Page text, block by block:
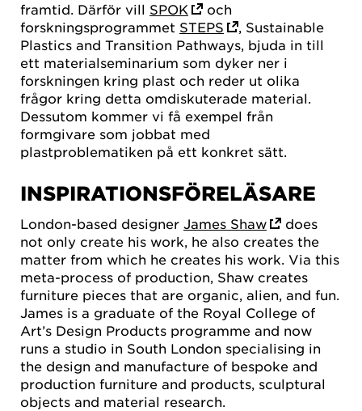
framtid. Därför vill SPOK
och
forskningsprogrammet STEPS
, Sustainable
Plastics and Transition Pathways, bjuda in till
ett materialseminarium som dyker ner i
forskningen kring plast och reder ut olika
frågor kring detta omdiskuterade material.
Dessutom kommer vi få exempel från
formgivare som jobbat med
plastproblematiken på ett konkret sätt.
INSPIRATIONSFÖRELÄSARE
London-based designer James Shaw
does
not only create his work, he also creates the
matter from which he creates his work. Via this
meta-process of production, Shaw creates
furniture pieces that are organic, alien, and fun.
James is a graduate of the Royal College of
Art’s Design Products programme and now
runs a studio in South London specialising in
the design and manufacture of bespoke and
production furniture and products, sculptural
objects and material research.